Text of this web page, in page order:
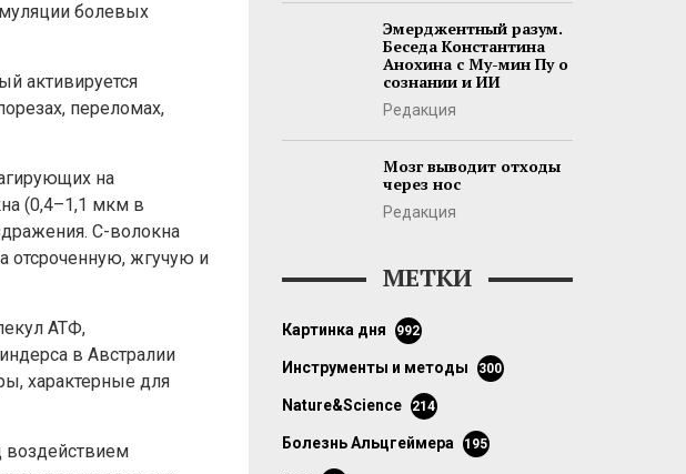
болевых
активируется
переломах,
на
(0,4–1,1 мкм в
С-волокна
отсроченную, жгучую и
АТФ,
в Австралии
характерные для
воздействием
Эмерджентный разум.
Беседа Константина
Анохина с Му-мин Пу о
сознании и ИИ
Редакция
Мозг выводит отходы
через нос
Редакция
МЕТКИ
картинка дня 992
инструменты и методы 300
Nature&Science 214
болезнь Альцгеймера 195